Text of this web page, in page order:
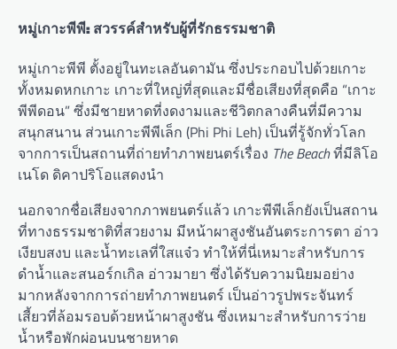
หมู่เกาะพีพี: สวรรค์สำหรับผู้ที่รักธรรมชาติ
หมู่เกาะพีพี ตั้งอยู่ในทะเลอันดามัน ซึ่งประกอบไปด้วยเกาะ
ทั้งหมดหกเกาะ เกาะที่ใหญ่ที่สุดและมีชื่อเสียงที่สุดคือ “เกาะ
พีพีดอน” ซึ่งมีชายหาดที่งดงามและชีวิตกลางคืนที่มีความ
สนุกสนาน ส่วนเกาะพีพีเล็ก (Phi Phi Leh) เป็นที่รู้จักทั่วโลก
จากการเป็นสถานที่ถ่ายทำภาพยนตร์เรื่อง The Beachที่มีลิโอ
เนโด ดิคาปริโอแสดงนำ
นอกจากชื่อเสียงจากภาพยนตร์แล้ว เกาะพีพีเล็กยังเป็นสถาน
ที่ทางธรรมชาติที่สวยงาม มีหน้าผาสูงชันอันตระการตา อ่าว
เงียบสงบ และน้ำทะเลที่ใสแจ๋ว ทำให้ที่นี่เหมาะสำหรับการ
ดำน้ำและสนอร์กเกิล อ่าวมายา ซึ่งได้รับความนิยมอย่าง
มากหลังจากการถ่ายทำภาพยนตร์ เป็นอ่าวรูปพระจันทร์
เสี้ยวที่ล้อมรอบด้วยหน้าผาสูงชัน ซึ่งเหมาะสำหรับการว่าย
น้ำหรือพักผ่อนบนชายหาด